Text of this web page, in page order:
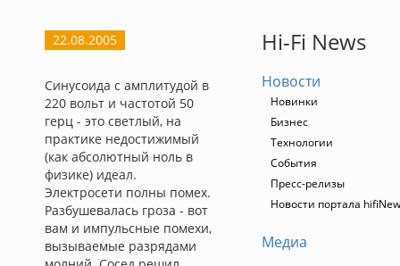
22.08.2005
Синусоида с амплитудой в
220 вольт и частотой 50
герц - это светлый, на
практике недостижимый
(как абсолютный ноль в
физике) идеал.
Электросети полны помех.
Разбушевалась гроза - вот
вам и импульсные помехи,
вызываемые разрядами
Hi-Fi News
Новости
Новинки
Бизнес
Технологии
События
Пресс-релизы
Новости портала
Медиа